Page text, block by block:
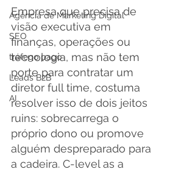
Agência de Marketing Digital
SEO
tráfego pago
Leads B2B
AI
Empresa que precisa de
visão executiva em
finanças, operações ou
tecnologia, mas não tem
porte para contratar um
diretor full time, costuma
resolver isso de dois jeitos
ruins: sobrecarrega o
próprio dono ou promove
alguém despreparado para
a cadeira. C-level as a